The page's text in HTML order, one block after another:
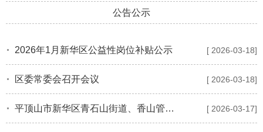
公告公示
2026年1月新华区公益性岗位补贴公示 [ 2026-03-18]
区委常委会召开会议 [ 2026-03-18]
平顶山市新华区青石山街道、香山管委会两家综合养老服务中心运营权招商推介 [ 2026-03-17]